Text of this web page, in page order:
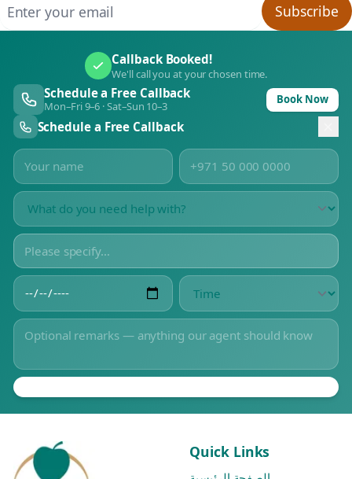
Subscribe
Callback Booked!
We'll call you at your chosen time.
Schedule a Free Callback
Mon–Fri 9–6 · Sat–Sun 10–3 Book Now
Schedule a Free Callback
Quick Links